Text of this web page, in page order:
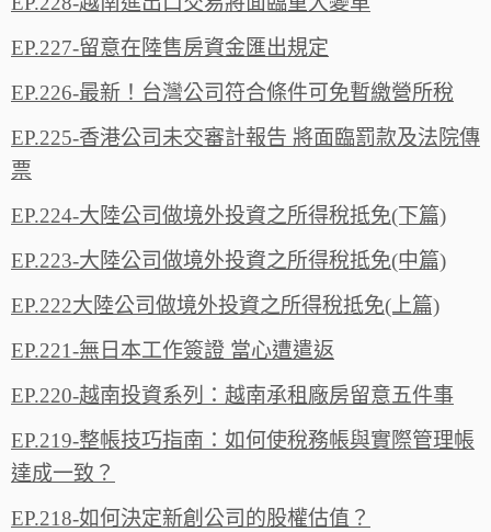
EP.227-留意在陸售房資金匯出規定
EP.226-最新！台灣公司符合條件可免暫繳營所稅
EP.225-香港公司未交審計報告 將面臨罰款及法院傳
票
EP.224-大陸公司做境外投資之所得稅抵免(下篇)
EP.223-大陸公司做境外投資之所得稅抵免(中篇)
EP.222大陸公司做境外投資之所得稅抵免(上篇)
EP.221-無日本工作簽證 當心遭遣返
EP.220-越南投資系列：越南承租廠房留意五件事
EP.219-整帳技巧指南：如何使稅務帳與實際管理帳
達成一致？
EP.218-如何決定新創公司的股權估值？